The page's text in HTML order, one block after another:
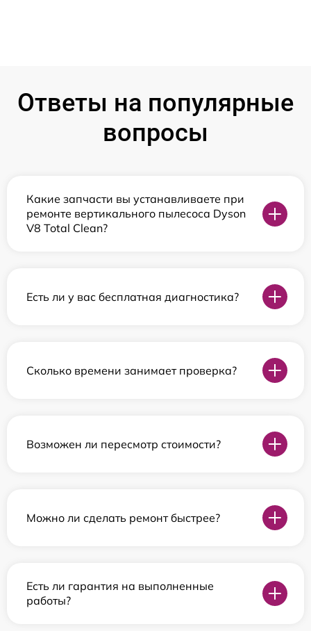
Ответы на популярные
вопросы
Какие запчасти вы устанавливаете при
ремонте вертикального пылесоса Dyson
V8 Total Clean?
Есть ли у вас бесплатная диагностика?
Сколько времени занимает проверка?
Возможен ли пересмотр стоимости?
Можно ли сделать ремонт быстрее?
Есть ли гарантия на выполненные
работы?